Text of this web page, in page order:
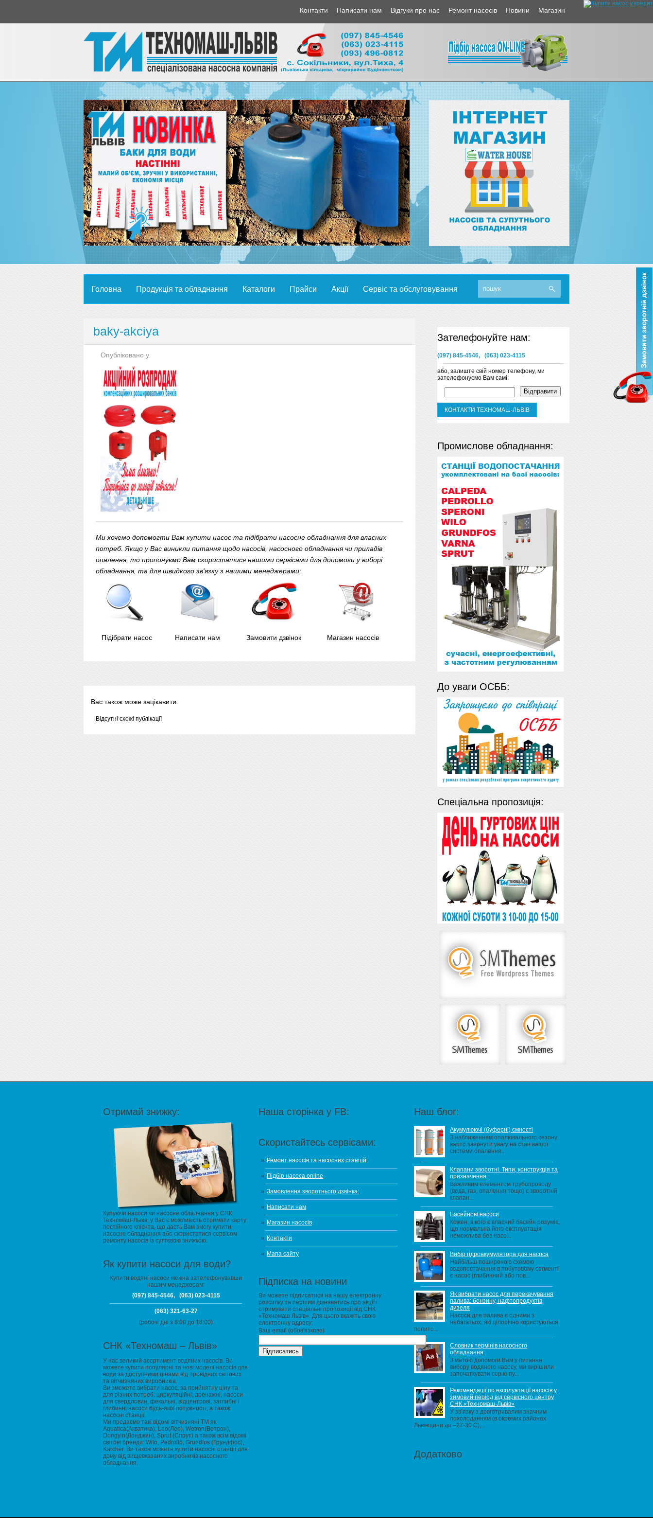
Контакти Написати нам Відгуки про нас Ремонт насосів Новини Магазин
Головна Продукція та обладнання Каталоги Прайси Акції Сервіс та обслуговування
Зателефонуйте нам:
(097) 845-4546, (063) 023-4115
або, залиште свій номер телефону, ми
зателефонуємо Вам самі:
КОНТАКТИ ТЕХНОМАШ-ЛЬВІВ
Промислове обладнання:
До уваги ОСББ:
Спеціальна пропозиція:
baky-akciya
Опубліковано у
Ми хочемо допомогти Вам купити насос та підібрати насосне обладнання для власних
потреб. Якщо у Вас виникли питання щодо насосів, насосного обладнання чи приладів
опалення, то пропонуємо Вам скористатися нашими сервісами для допомоги у виборі
обладнання, та для швидкого зв'язку з нашими менеджерами:
Підібрати насос Написати нам Замовити дзвінок Магазин насосів
Вас також може зацікавити:
Відсутні схожі публікації
Отримай знижку:
Купуючи насоси чи насосне обладнання у СНК
Техномаш-Львів, у Вас є можливість отримати карту
постійного клієнта, що дасть Вам змогу купити
насосне обладнання або скористатися сервісом
ремонту насосів із суттєвою знижкою.
Як купити насоси для води?
Купити водяні насоси можна зателефонувавши
нашим менеджерам:
(097) 845-4546, (063) 023-4115
(063) 321-63-27
(робочі дні з 8:00 до 18:00)
СНК «Техномаш – Львів»
У нас великий асортимент водяних насосів. Ви
можете купити популярні та нові моделі насосів для
води за доступними цінами від провідних світових
та вітчизняних виробників.
Ви зможете вибрати насос, за прийнятну ціну та
для різних потреб: циркуляційні, дренажні, насоси
для свердловин, фекальні, відцентрові, заглибні і
глибинні насоси будь-якої потужності, а також
насосні станції.
Ми продаємо такі відомі вітчизняні ТМ як
Aquatica(Акватика), Leo(Лео), Wetron(Ветрон),
Dongyin(Донджин), Sprut (Спрут) а також всім відомі
світові бренди: Wilo, Pedrollo, Grundfos (Грундфос),
Karcher. Ви також можете купити насосні станції для
дому від вищевказаних виробників насосного
обладнання.
Наша сторінка у FB:
Скористайтесь сервісами:
Ремонт насосів та насосних станцій
Підбір насоса online
Замовлення зворотнього дзвінка:
Написати нам
Магазин насосів
Контакти
Мапа сайту
Підписка на новини
Ви можете підписатися на нашу електронну
розсилку та першим дізнаватись про акції і
отримувати спеціальні пропозиції від СНК
«Техномаш Львів». Для цього вкажіть свою
електронну адресу:
Ваш email (обов'язково)
Наш блог:
Акумулюючі (буферні) ємності
З наближенням опалювального сезону
варто звернути увагу на стан вашої
системи опалення...
Клапани зворотні. Типи, конструкція та
призначення.
Важливим елементом трубопроводу
(вода, газ, опалення тощо) є зворотній
клапан...
Басейнові насоси
Кожен, в кого є власний басейн розуміє,
що нормальна його експлуатація
неможлива без насо...
Вибір гідроакумулятора для насоса
Найбільш поширеною схемою
водопостачання в побутовому сегменті
є насос (глибинний або пов...
Як вибрати насос для перекачування
палива: бензину, нафтопродуктів,
дизеля
Насоси для палива є одними з
небагатьох, які цілорічно користуються
попито...
Словник термінів насосного
обладнання
З метою допомоги Вам у питання
вибору водяного насосу, ми вирішили
започаткувати серію пу...
Рекомендації по експлуатації насосів у
зимовий період від сервісного центру
СНК «Техномаш-Львів»
У зв’язку з довготривалим значним
похолоданням (в окремих районах
Львівщини до –27-30 С),...
Додатково